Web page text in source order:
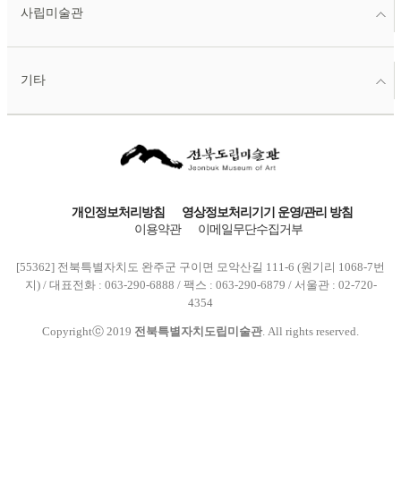
사립미술관
기타
개인정보처리방침
영상정보처리기기 운영/관리 방침
이용약관
이메일무단수집거부
[55362] 전북특별자치도 완주군 구이면 모악산길 111-6 (원기리 1068-7번
지) / 대표전화 : 063-290-6888 / 팩스 : 063-290-6879 / 서울관 : 02-720-
4354
Copyrightⓒ 2019 전북특별자치도립미술관. All rights reserved.